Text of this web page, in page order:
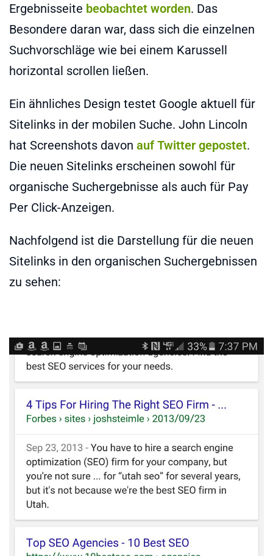
Ergebnisseite beobachtet worden. Das
Besondere daran war, dass sich die einzelnen
Suchvorschläge wie bei einem Karussell
horizontal scrollen ließen.
Ein ähnliches Design testet Google aktuell für
Sitelinks in der mobilen Suche. John Lincoln
hat Screenshots davon auf Twitter gepostet.
Die neuen Sitelinks erscheinen sowohl für
organische Suchergebnisse als auch für Pay
Per Click-Anzeigen.
Nachfolgend ist die Darstellung für die neuen
Sitelinks in den organischen Suchergebnissen
zu sehen: